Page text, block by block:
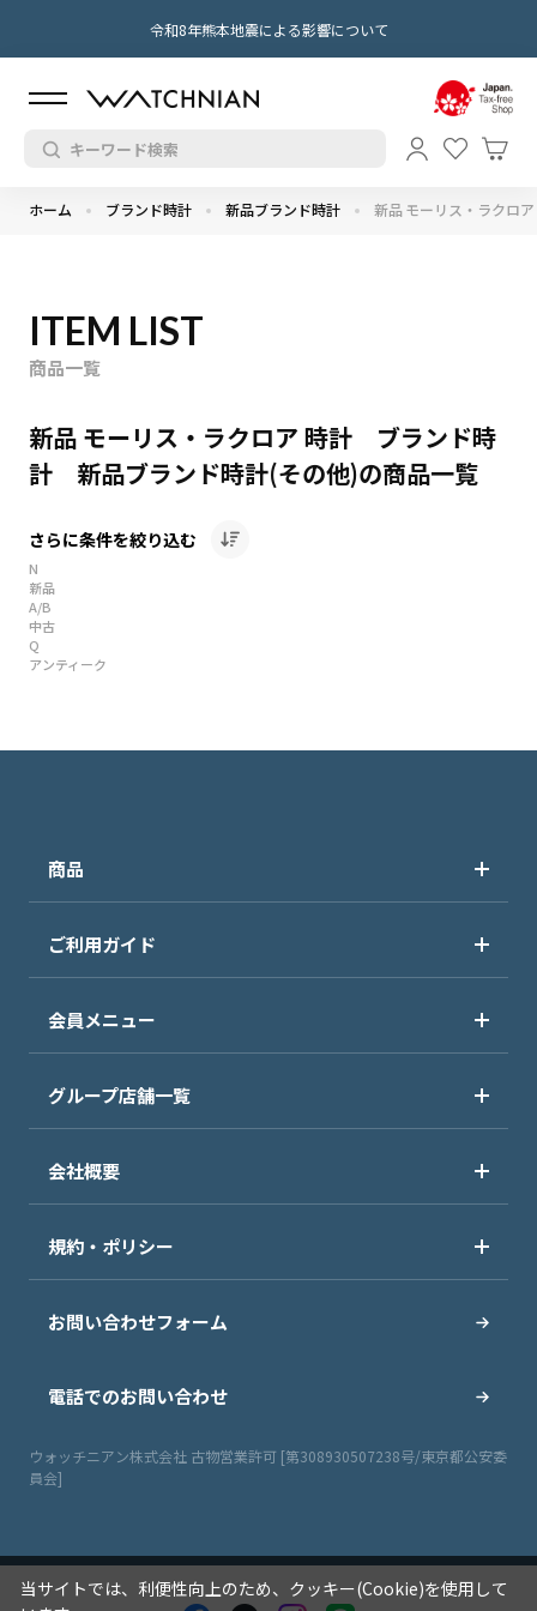
令和8年熊本地震による影響について
ホーム ブランド時計 新品ブランド時計 新品 モーリス・ラクロア
ITEM LIST
商品一覧
新品 モーリス・ラクロア 時計 ブランド時
計 新品ブランド時計(その他)の商品一覧
さらに条件を絞り込む
N
新品
A/B
中古
Q
アンティーク
商品
ご利用ガイド
会員メニュー
グループ店舗一覧
会社概要
規約・ポリシー
お問い合わせフォーム
電話でのお問い合わせ
ウォッチニアン株式会社 古物営業許可 [第308930507238号/東京都公安委
員会]
当サイトでは、利便性向上のため、クッキー(Cookie)を使用して